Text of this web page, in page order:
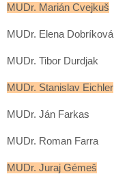
MUDr. Marián Cvejkuš
MUDr. Elena Dobríková
MUDr. Tibor Durdjak
MUDr. Stanislav Eichler
MUDr. Ján Farkas
MUDr. Roman Farra
MUDr. Juraj Gémeš